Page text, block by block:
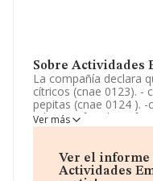
Sobre Actividades
La compañía declara
cítricos (cnae 0123). -
pepitas (cnae 0124 ).
arbustos frutales y
caballos y otros
residenciales (cnae
como Sociedad
Ver más
Ver el informe
Actividades